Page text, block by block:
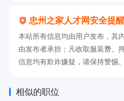
忠州之家人才网安全提醒
本站所有信息均由用户发布，其
由发布者承担；凡收取服装费、
信息均有欺诈嫌疑，请保持警惕。
相似的职位